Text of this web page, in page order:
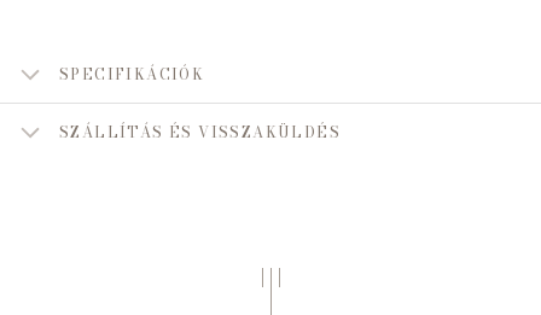
SPECIFIKÁCIÓK
SZÁLLÍTÁS ÉS VISSZAKÜLDÉS